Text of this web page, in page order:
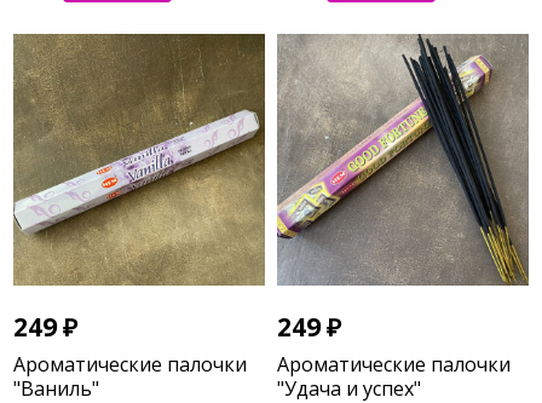
249₽
Ароматические палочки
"Ваниль"
249₽
Ароматические палочки
"Удача и успех"